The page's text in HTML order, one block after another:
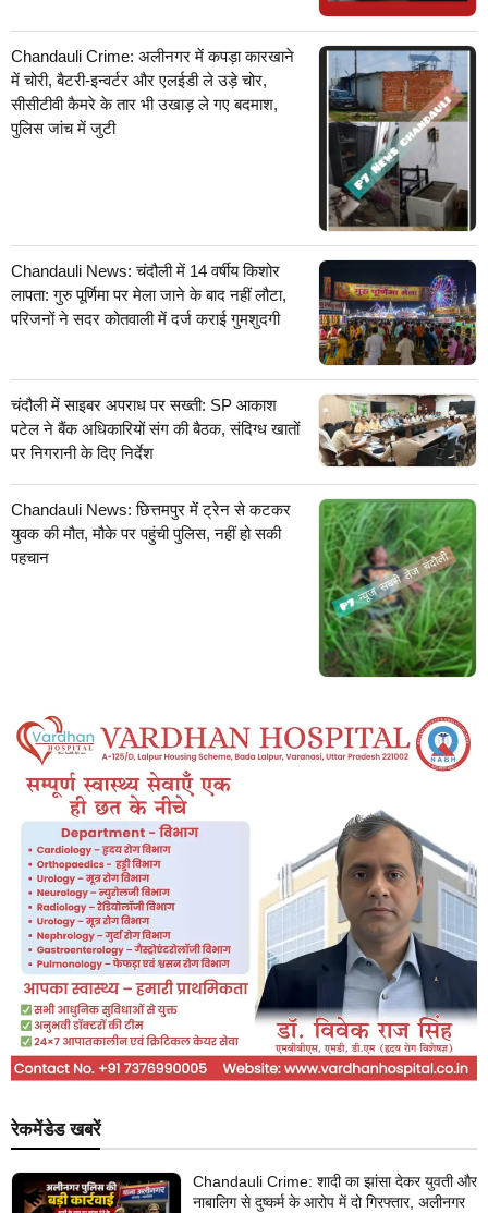
Chandauli Crime: अलीनगर में कपड़ा कारखाने
में चोरी, बैटरी-इन्वर्टर और एलईडी ले उड़े चोर,
सीसीटीवी कैमरे के तार भी उखाड़ ले गए बदमाश,
पुलिस जांच में जुटी
Chandauli News: चंदौली में 14 वर्षीय किशोर
लापता: गुरु पूर्णिमा पर मेला जाने के बाद नहीं लौटा,
परिजनों ने सदर कोतवाली में दर्ज कराई गुमशुदगी
चंदौली में साइबर अपराध पर सख्ती: SP आकाश
पटेल ने बैंक अधिकारियों संग की बैठक, संदिग्ध खातों
पर निगरानी के दिए निर्देश
Chandauli News: छित्तमपुर में ट्रेन से कटकर
युवक की मौत, मौके पर पहुंची पुलिस, नहीं हो सकी
पहचान
रेकमेंडेड खबरें
Chandauli Crime: शादी का झांसा देकर युवती और
नाबालिग से दुष्कर्म के आरोप में दो गिरफ्तार, अलीनगर